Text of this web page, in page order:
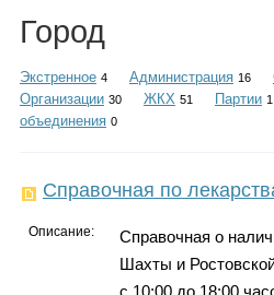
Гороскоп
Город
Экстренное 4 Администрация 16
Организации 30 ЖКХ 51 Партии 1
объединения 0
Справочная по
Описание:
Справочная о
Шахты и